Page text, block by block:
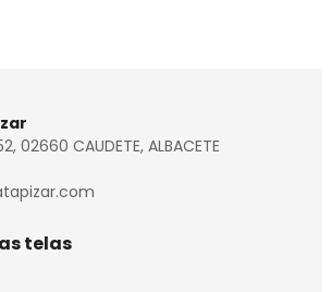
02660 CAUDETE, ALBACETE
telas